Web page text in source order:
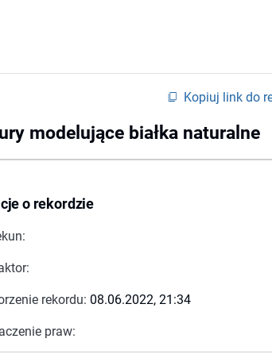
Kopiuj link do
modelujące białka naturalne
o rekordzie
rekordu: 08.06.2022, 21:34
praw: